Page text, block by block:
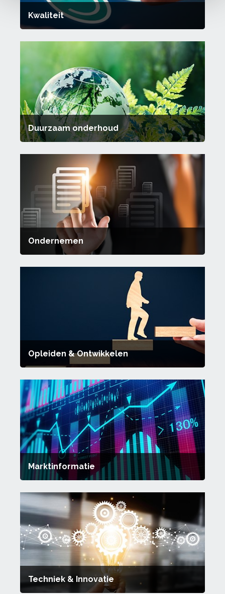
Kwaliteit
Duurzaam onderhoud
Ondernemen
Opleiden & Ontwikkelen
Marktinformatie
Techniek & Innovatie